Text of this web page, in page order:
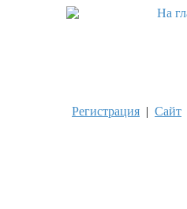
Регистрация | Сайт